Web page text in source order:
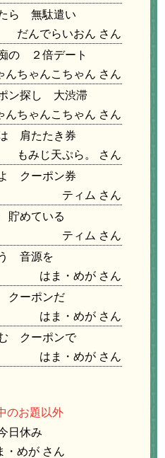
ら 無駄遣い
だんでらいおん
の ２倍デート
ちゃんこちゃん
ン探し 大渋滞
ちゃんこちゃん
肩たたき券
もみじ天ぷら。
クーポン券
ティム
めている
ティム
音源を
はま・めが
クーポンだ
はま・めが
クーポンで
はま・めが
のお題以外
日休み
・めが